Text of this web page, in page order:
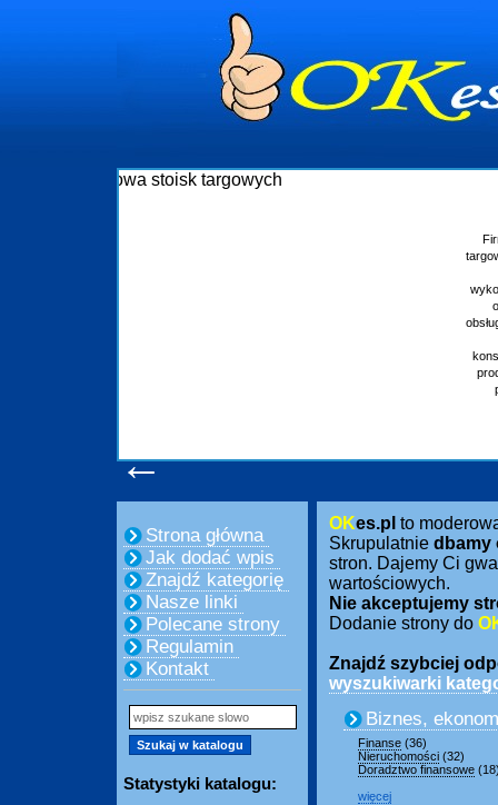
Budowa stoisk targowych
targowych w Polsce. W asortymencie posiadamy przyrządzenie stoisk targowych
wykonywać tak, aby każdy z klientów był zadowolony, oraz otrzymywał to na co
obsługując firmy oraz organizacje państwowe. Dzięki ogromnej wprawie, jesteśmy
konsumentów. Oddajemy w Państwa ręce nowatorskich projektantów, zaplecze
←
Strona główna
Jak dodać wpis
Znajdź kategorię
Nasze linki
Polecane strony
Regulamin
Kontakt
Statystyki katalogu:
OKes.pl to
Skrupulatnie dbamy
stron. Dajemy Ci
wartościowych.
Nie akceptujemy
Dodanie strony do
Znajdź szybciej
wyszukiwarki
Biznes,
Finanse (36)
Nieruchomości (32)
Doradztwo finansowe
więcej